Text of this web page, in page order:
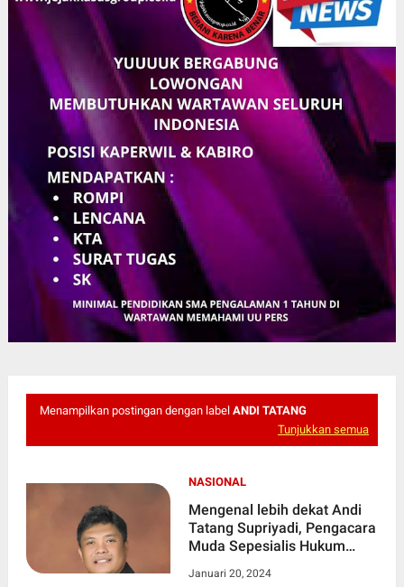
Menampilkan postingan dengan label ANDI TATANG
Tunjukkan semua
NASIONAL
Mengenal lebih dekat Andi
Tatang Supriyadi, Pengacara
Muda Sepesialis Hukum
Januari 20, 2024